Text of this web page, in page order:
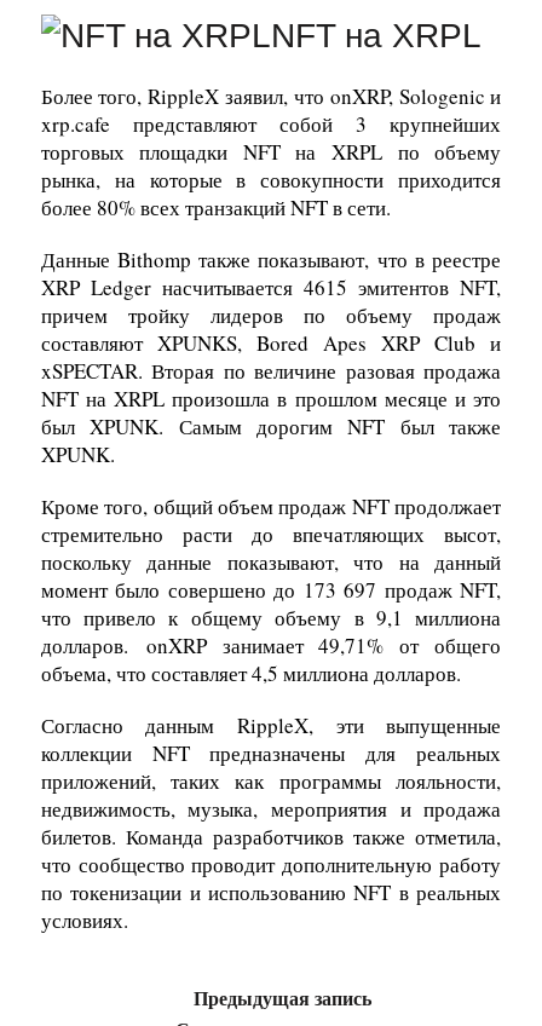
NFT на XRPL
Более того, RippleX заявил, что onXRP, Sologenic и
xrp.cafe представляют собой 3 крупнейших
торговых площадки NFT на XRPL по объему
рынка, на которые в совокупности приходится
более 80% всех транзакций NFT в сети.
Данные Bithomp также показывают, что в реестре
XRP Ledger насчитывается 4615 эмитентов NFT,
причем тройку лидеров по объему продаж
составляют XPUNKS, Bored Apes XRP Club и
xSPECTAR. Вторая по величине разовая продажа
NFT на XRPL произошла в прошлом месяце и это
был XPUNK. Самым дорогим NFT был также
XPUNK.
Кроме того, общий объем продаж NFT продолжает
стремительно расти до впечатляющих высот,
поскольку данные показывают, что на данный
момент было совершено до 173 697 продаж NFT,
что привело к общему объему в 9,1 миллиона
долларов. onXRP занимает 49,71% от общего
объема, что составляет 4,5 миллиона долларов.
Согласно данным RippleX, эти выпущенные
коллекции NFT предназначены для реальных
приложений, таких как программы лояльности,
недвижимость, музыка, мероприятия и продажа
билетов. Команда разработчиков также отметила,
что сообщество проводит дополнительную работу
по токенизации и использованию NFT в реальных
условиях.
Предыдущая запись